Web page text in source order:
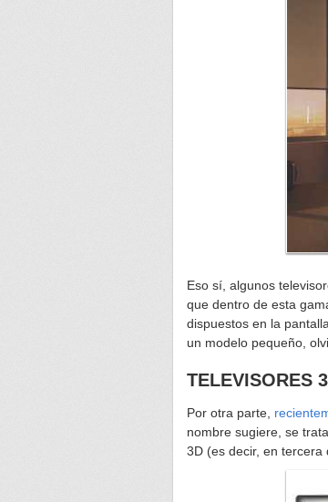
Eso sí, algunos
que dentro de esta
dispuestos en la
un modelo pequeño,
TELEVISORES
Por otra parte,
nombre sugiere, se
3D (es decir, en tercera